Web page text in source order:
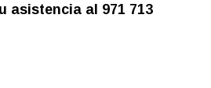
asistencia al 971 713